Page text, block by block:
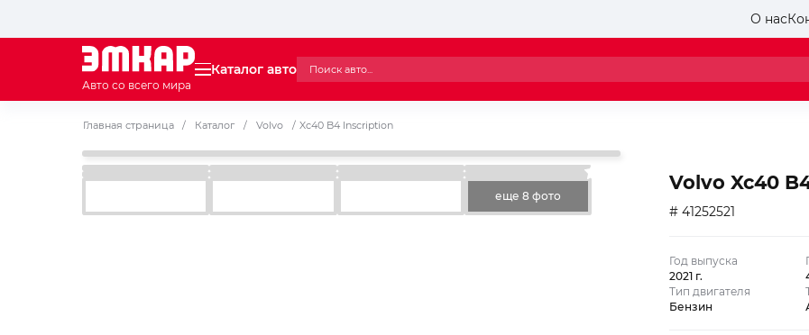
О нас
Авто со всего мира
Каталог авто
Главная страница / Каталог / Volvo / Xc40 B4 Inscription
еще 8 фото
Volvo Xc40
# 41252521
Год выпуска
2021 г.
Тип двигателя
Бензин